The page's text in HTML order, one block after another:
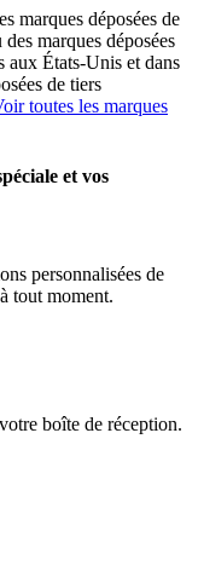
marques déposées de
marques déposées
aux États-Unis et dans
de tiers
toutes les marques
et vos
personnalisées de
tout moment.
boîte de réception.